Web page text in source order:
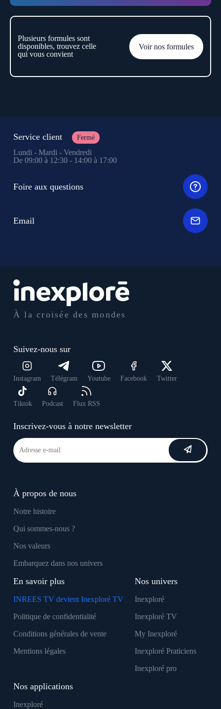
Plusieurs formules sont
disponibles, trouvez celle
qui vous convient
Voir nos formules
À la croisée des mondes
Suivez-nous sur
Instagram Télégram Youtube Facebook Twitter
Tiktok Podcast Flux RSS
Inscrivez-vous à notre newsletter
À propos de nous
Notre histoire
Qui sommes-nous ?
Nos valeurs
Embarquez dans nos univers
En savoir plus
INREES TV devient Inexploré TV
Politique de confidentialité
Conditions générales de vente
Mentions légales
Nos univers
Inexploré
Inexploré TV
My Inexploré
Inexploré Praticiens
Inexploré pro
Nos applications
Inexploré
Service client Fermé
Lundi - Mardi - Vendredi
De 09:00 à 12:30 - 14:00 à 17:00
Foire aux questions
Email